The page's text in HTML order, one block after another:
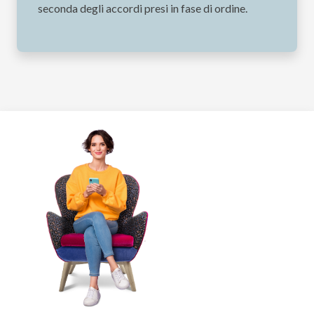
seconda degli accordi presi in fase di ordine.